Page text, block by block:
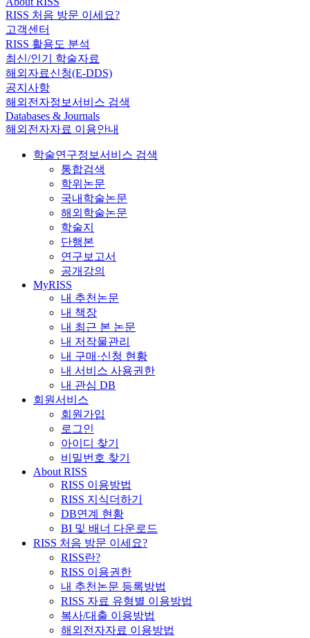
RISS 처음 방문 이세요?
고객센터
RISS 활용도 분석
최신/인기 학술자료
해외자료신청(E-DDS)
공지사항
해외전자정보서비스 검색
Databases & Journals
해외전자자료 이용안내
학술연구정보서비스 검색
통합검색
학위논문
국내학술논문
해외학술논문
학술지
단행본
연구보고서
공개강의
MyRISS
내 추천논문
내 책장
내 최근 본 논문
내 저작물관리
내 구매·신청 현황
내 서비스 사용권한
내 관심 DB
회원서비스
회원가입
로그인
아이디 찾기
비밀번호 찾기
About RISS
RISS 이용방법
RISS 지식더하기
DB연계 현황
BI 및 배너 다운로드
RISS 처음 방문 이세요?
RISS란?
RISS 이용권한
내 추천논문 등록방법
RISS 자료 유형별 이용방법
복사/대출 이용방법
해외전자자료 이용방법